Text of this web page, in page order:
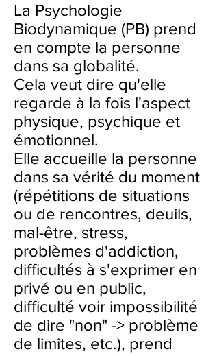
La Psychologie
Biodynamique (PB) prend
en compte la personne
dans sa globalité.
Cela veut dire qu'elle
regarde à la fois l'aspect
physique, psychique et
émotionnel.
Elle accueille la personne
dans sa vérité du moment
(répétitions de situations
ou de rencontres, deuils,
mal-être, stress,
problèmes d'addiction,
difficultés à s'exprimer en
privé ou en public,
difficulté voir impossibilité
de dire "non" -> problème
de limites, etc.), prend